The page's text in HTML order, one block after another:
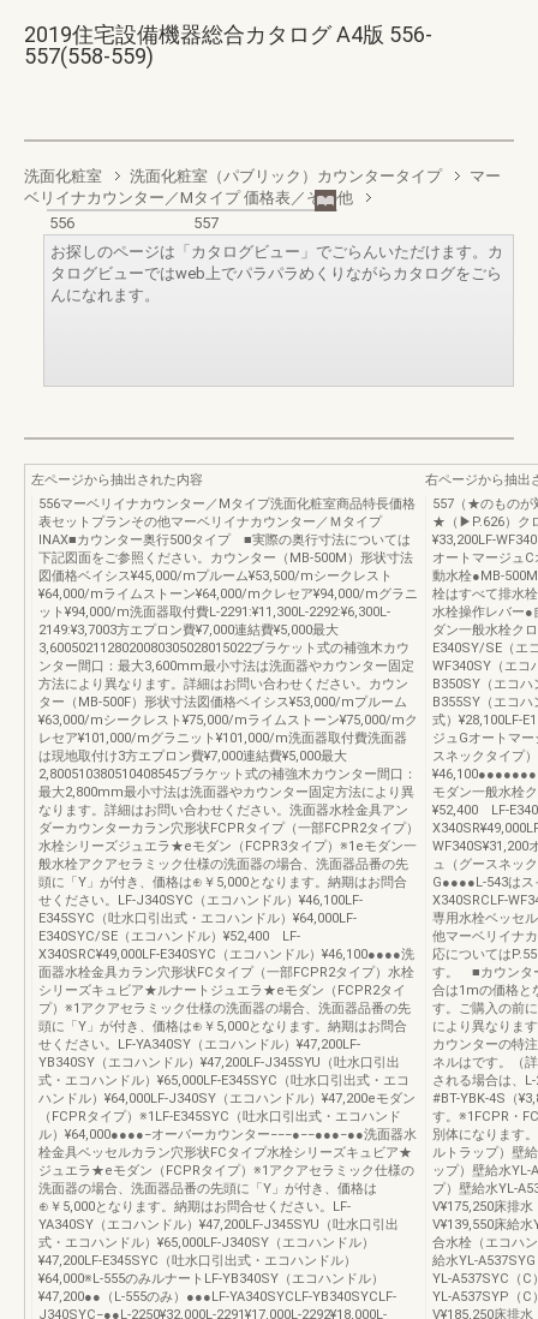
2019住宅設備機器総合カタログ A4版 556-
557(558-559)
洗面化粧室 洗面化粧室（パブリック）カウンタータイプ
マー
ベリイナカウンター／Mタイプ 価格表／その他
556
557
お探しのページは「カタログビュー」でごらんいただけます。カ
タログビューではweb上でパラパラめくりながらカタログをごら
んになれます。
左ページから抽出された内容
556マーベリイナカウンター／Mタイプ洗面化粧室商品特長価格
表セットプランその他マーベリイナカウンター／Ｍタイプ
INAX■カウンター奥行500タイプ ■実際の奥行寸法については
下記図面をご参照ください。カウンター（MB-500M）形状寸法
図価格ベイシス¥45,000/mプルーム¥53,500/mシークレスト
¥64,000/mライムストーン¥64,000/mクレセア¥94,000/mグラニ
ット¥94,000/m洗面器取付費L-2291:¥11,300L-2292:¥6,300L-
2149:¥3,7003方エプロン費¥7,000連結費¥5,000最大
3,6005021128020080305028015022ブラケット式の補強木カウ
ンター間口：最大3,600mm最小寸法は洗面器やカウンター固定
方法により異なります。詳細はお問い合わせください。カウン
ター（MB-500F）形状寸法図価格ベイシス¥53,000/mプルーム
¥63,000/mシークレスト¥75,000/mライムストーン¥75,000/mク
レセア¥101,000/mグラニット¥101,000/m洗面器取付費洗面器
は現地取付け3方エプロン費¥7,000連結費¥5,000最大
2,800510380510408545ブラケット式の補強木カウンター間口：
最大2,800mm最小寸法は洗面器やカウンター固定方法により異
なります。詳細はお問い合わせください。洗面器水栓金具アン
ダーカウンターカラン穴形状FCPRタイプ（一部FCPR2タイプ）
水栓シリーズジュエラ★eモダン（FCPR3タイプ）※1eモダン一
般水栓アクアセラミック仕様の洗面器の場合、洗面器品番の先
頭に「Y」が付き、価格は⊕￥5,000となります。納期はお問合
せください。LF-J340SYC（エコハンドル）¥46,100LF-
E345SYC（吐水口引出式・エコハンドル）¥64,000LF-
E340SYC/SE（エコハンドル）¥52,400 LF-
X340SRC¥49,000LF-E340SYC（エコハンドル）¥46,100●●●●洗
面器水栓金具カラン穴形状FCタイプ（一部FCPR2タイプ）水栓
シリーズキュビア★ルナートジュエラ★eモダン（FCPR2タイ
プ）※1アクアセラミック仕様の洗面器の場合、洗面器品番の先
頭に「Y」が付き、価格は⊕￥5,000となります。納期はお問合
せください。LF-YA340SY（エコハンドル）¥47,200LF-
YB340SY（エコハンドル）¥47,200LF-J345SYU（吐水口引出
式・エコハンドル）¥65,000LF-E345SYC（吐水口引出式・エコ
ハンドル）¥64,000LF-J340SY（エコハンドル）¥47,200eモダン
（FCPRタイプ）※1LF-E345SYC（吐水口引出式・エコハンド
ル）¥64,000●●●●−オーバーカウンター−−−●−−●●●−●●洗面器水
栓金具ベッセルカラン穴形状FCタイプ水栓シリーズキュビア★
ジュエラ★eモダン（FCPRタイプ）※1アクアセラミック仕様の
洗面器の場合、洗面器品番の先頭に「Y」が付き、価格は
⊕￥5,000となります。納期はお問合せください。LF-
YA340SY（エコハンドル）¥47,200LF-J345SYU（吐水口引出
式・エコハンドル）¥65,000LF-J340SY（エコハンドル）
¥47,200LF-E345SYC（吐水口引出式・エコハンドル）
¥64,000※L-555のみルナートLF-YB340SY（エコハンドル）
¥47,200●●（L-555のみ）●●●LF-YA340SYCLF-YB340SYCLF-
J340SYC−●●L-2250¥32,000L-2291¥17,000L-2292¥18,000L-
右ページから抽出
557（★のものが
★（▶P.626）ク
¥33,200LF-
オートマージュ
動水栓●MB-
栓はすべて排水
水栓操作レバー
ダン一般水栓ク
E340SY/SE（エ
WF340SY（エコ
B350SY（エコハ
B355SY（エコハ
式）¥28,100LF-
ジュGオートマ
スネックタイプ
モダン一般水栓
¥52,400 LF-
WF340S¥31,200
ュ（グースネッ
G●●●●L-543はス
X340SRCLF-
専用水栓ベッセ
他マーベリイナ
応については
す。 ■カウンタ
合は1mの価格と
す。ご購入の前
により異なりま
カウンターの特
ネルはです。（
される場合は、
#BT-YBK-4S（
す。※1FCPR・
別体になります
ルトラップ）壁
ップ）壁給水YL-
プ）壁給水YL-
V¥175,250床排
V¥139,550床給
合水栓（エコハ
給水YL-
YL-A537SYC（C
YL-A537SYP（C
V¥185,250床排